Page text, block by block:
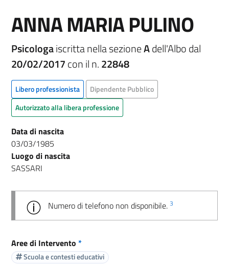
ANNA MARIA PULINO
Psicologaiscritta nella sezioneAdell'Albo dal
20/02/2017con il n.22848
Libero professionista
Dipendente Pubblico
Autorizzato alla libera professione
Data di nascita
03/03/1985
Luogo di nascita
SASSARI
Numero di telefono non disponibile. 3
Aree di Intervento *
Scuola e contesti educativi